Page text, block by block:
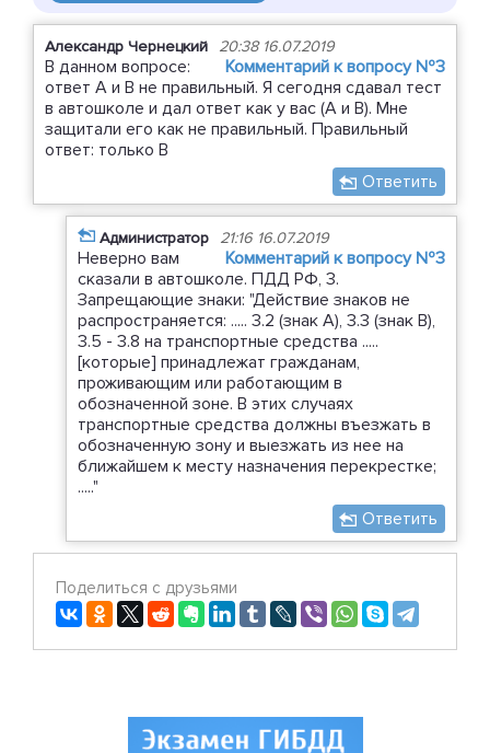
Александр Чернецкий 20:38 16.07.2019
Комментарий к вопросу №3
В данном вопросе:
ответ А и В не правильный. Я сегодня сдавал тест
в автошколе и дал ответ как у вас (А и В). Мне
защитали его как не правильный. Правильный
ответ: только В
Ответить
Администратор 21:16 16.07.2019
Комментарий к вопросу №3
Неверно вам
сказали в автошколе. ПДД РФ, 3.
Запрещающие знаки: "Действие знаков не
распространяется: ..... 3.2 (знак А), 3.3 (знак В),
3.5 - 3.8 на транспортные средства .....
[которые] принадлежат гражданам,
проживающим или работающим в
обозначенной зоне. В этих случаях
транспортные средства должны въезжать в
обозначенную зону и выезжать из нее на
ближайшем к месту назначения перекрестке;
....."
Ответить
Поделиться с друзьями